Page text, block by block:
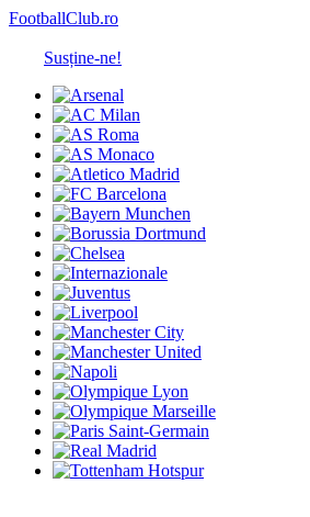
FootballClub.ro
Susține-ne!